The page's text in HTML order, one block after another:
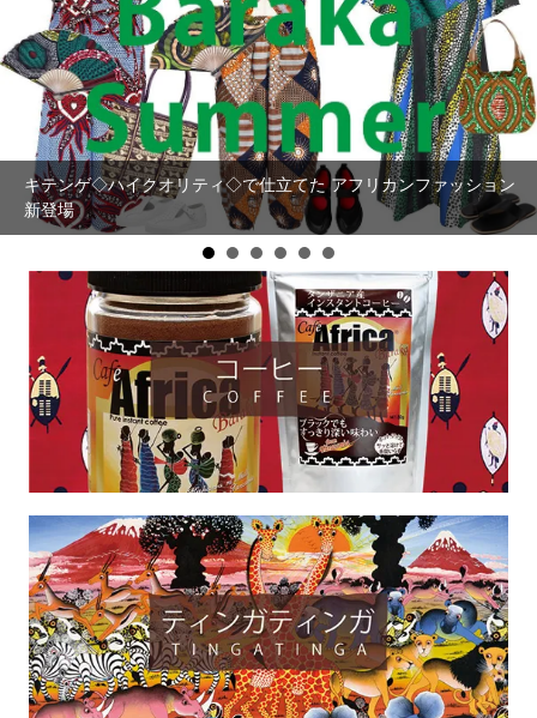
キテンゲ◇ハイクオリティ◇で仕立てた アフリカンファッション
新登場
【まとめ割SALE！】【3個で20％OFF！】タンザニア産 カシュー
ナッツ～大粒 コク深い まろやかな甘み～